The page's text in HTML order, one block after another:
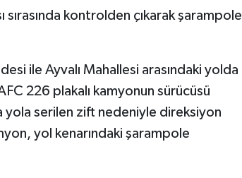
kontrolden çıkarak şarampole
ile Ayvalı Mahallesi arasındaki yolda
226 plakalı kamyonun sürücüsü
yola serilen zift nedeniyle direksiyon
yol kenarındaki şarampole